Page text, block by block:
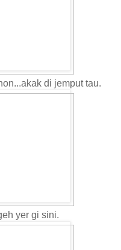
di jemput tau.
yer gi sini.